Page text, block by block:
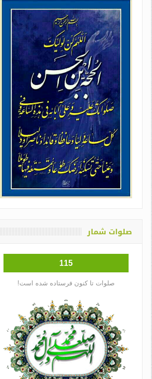
صلوات شمار
115
صلوات تا کنون فرستاده شده است!